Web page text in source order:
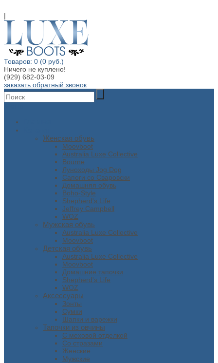
|
Товаров: 0 (0 руб.)
Ничего не куплено!
(929) 682-03-09
заказать обратный звонок
Женская обувь
Moovboot
Australia Luxe Collective
Bourne
Луноходы Jog Dog
Сапоги со Сваровски
Домашняя обувь
Boho-Style
Shepherd's Life
Jeffrey Campbell
WOZ
Мужская обувь
Australia Luxe Collective
Moovboot
Детская обувь
Australia Luxe Collective
Moovboot
Домашние тапочки
Shepherd's Life
WOZ
Аксессуары
Зонты
Сумки
Шапки и варежки
Тапочки из овчины
С меховой отделкой
Со стразами
Женские
Мужские